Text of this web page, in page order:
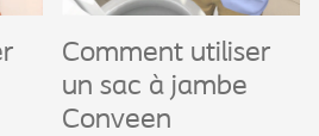
Comment utiliser
un sac à jambe
Conveen